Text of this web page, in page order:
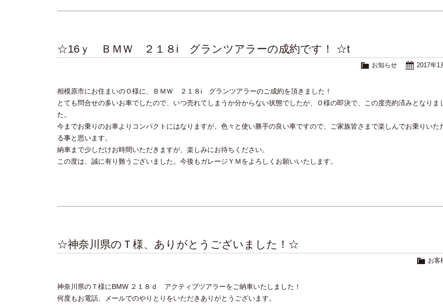
☆16ｙ ＢＭＷ ２１８i グランツアラーの成約です！ ☆t
2017年1
お知らせ
相模原市にお住まいのＯ様に、ＢＭＷ ２１８i グランツアラーのご成約を頂きました！
とても問合せの多いお車でしたので、いつ売れてしまうか分からない状態でしたが、Ｏ様の即決で、この度売約済みとなりま
た。
今までお乗りのお車よりコンパクトにはなりますが、色々と使い勝手の良い車ですので、ご家族皆さまで楽しんでお乗りいた
る事と思います。
納車まで少しだけお時間いただきますが、楽しみにお待ちください。
この度は、誠に有り難うございました。今後もガレージＹＭをよろしくお願いいたします。
☆神奈川県のＴ様、ありがとうございました！☆
お客
神奈川県のＴ様にBMW ２１８ｄ アクティブツアラーをご納車いたしました！
何度もお電話、メールでのやりとりをいただきありがとうございます。